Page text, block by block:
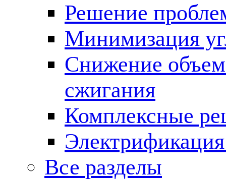
Решение
Минимизация
Снижение
сжигания
Комплексные
Все разделы